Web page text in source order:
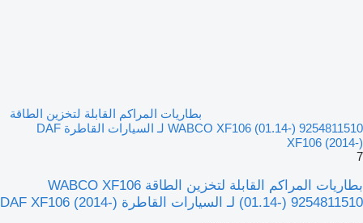
بطاريات المراكم القابلة لتخزين الطاقة
WABCO XF106 (01.14-) 9254811510 لـ السيارات القاطرة DAF
XF106 (2014-)
7
بطاريات المراكم القابلة لتخزين الطاقة WABCO XF106
(01.14-) 9254811510 لـ السيارات القاطرة DAF XF106 (2014-)